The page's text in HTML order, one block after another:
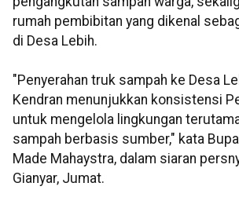
rumah pembibitan yang dikenal
di Desa Lebih.
"Penyerahan truk sampah ke Desa
Kendran menunjukkan konsistensi
untuk mengelola lingkungan
sampah berbasis sumber," kata
Made Mahaystra, dalam siaran
Gianyar, Jumat.